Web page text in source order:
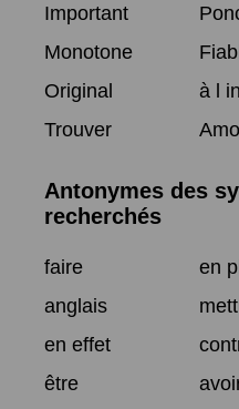
Important
Monotone
Original
à l
Trouver
Antonymes des
recherchés
faire
en
anglais
en effet
être